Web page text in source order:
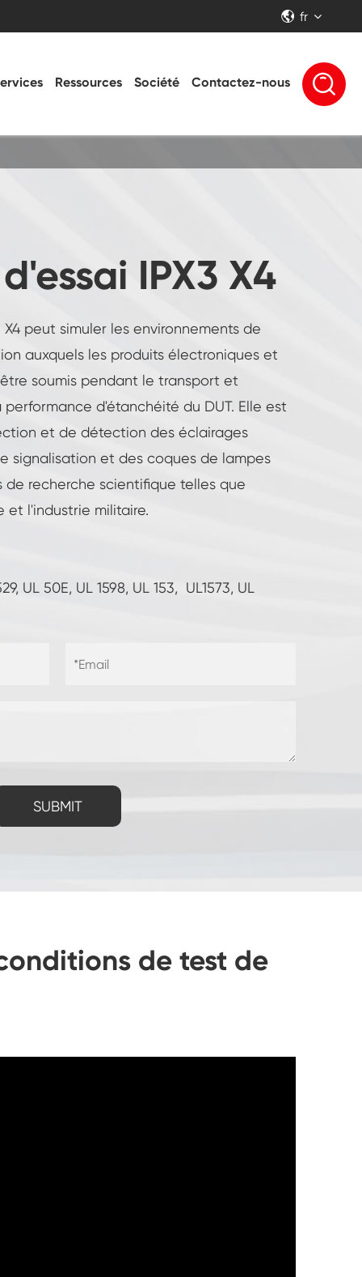
 fr
Ressources Société Contactez-nous 
IPX3 X4
X4 peut simuler les environnements de
auxquels les produits électroniques et
soumis pendant le transport et
d'étanchéité du DUT. Elle est
et de détection des éclairages
signalisation et des coques de lampes
de recherche scientifique telles que
et l'industrie militaire.
UL 50E, UL 1598, UL 153, UL1573, UL
SUBMIT
de test de